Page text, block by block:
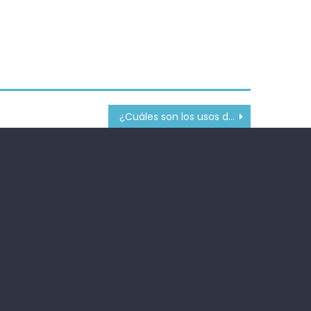
¿Cuáles son los usos de la clonidina para el TDAH?